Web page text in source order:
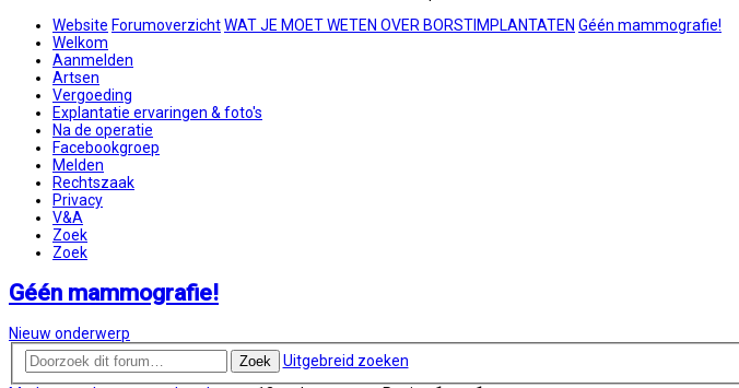
Website ForumoverzichtWAT JE MOET WETEN OVER BORSTIMPLANTATEN Géén mammografie!
Welkom
Aanmelden
Artsen
Vergoeding
Explantatie ervaringen & foto's
Na de operatie
Facebookgroep
Melden
Rechtszaak
Privacy
V&A
Zoek
Zoek
Géén mammografie!
Nieuw onderwerp
Zoek
Uitgebreid zoeken